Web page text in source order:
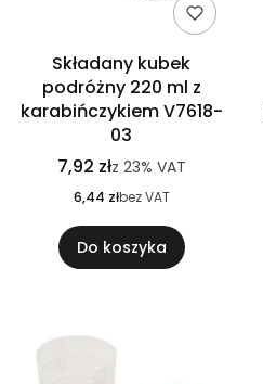
Składany kubek
podróżny 220 ml z
karabińczykiem V7618-
03
7,92 złz 23% VAT
6,44 złbez VAT
Do koszyka